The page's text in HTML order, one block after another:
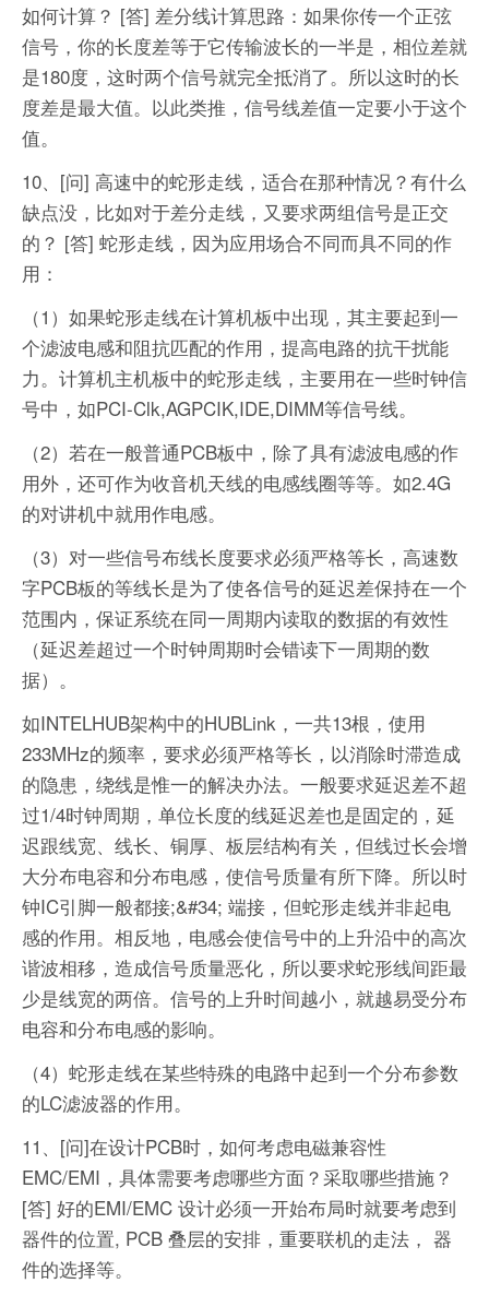
如何计算？ [答] 差分线计算思路：如果你传一个正弦
信号，你的长度差等于它传输波长的一半是，相位差就
是180度，这时两个信号就完全抵消了。所以这时的长
度差是最大值。以此类推，信号线差值一定要小于这个
值。
10、[问] 高速中的蛇形走线，适合在那种情况？有什么
缺点没，比如对于差分走线，又要求两组信号是正交
的？ [答] 蛇形走线，因为应用场合不同而具不同的作
用：
（1）如果蛇形走线在计算机板中出现，其主要起到一
个滤波电感和阻抗匹配的作用，提高电路的抗干扰能
力。计算机主机板中的蛇形走线，主要用在一些时钟信
号中，如PCI-Clk,AGPCIK,IDE,DIMM等信号线。
（2）若在一般普通PCB板中，除了具有滤波电感的作
用外，还可作为收音机天线的电感线圈等等。如2.4G
的对讲机中就用作电感。
（3）对一些信号布线长度要求必须严格等长，高速数
字PCB板的等线长是为了使各信号的延迟差保持在一个
范围内，保证系统在同一周期内读取的数据的有效性
（延迟差超过一个时钟周期时会错读下一周期的数
据）。
如INTELHUB架构中的HUBLink，一共13根，使用
233MHz的频率，要求必须严格等长，以消除时滞造成
的隐患，绕线是惟一的解决办法。一般要求延迟差不超
过1/4时钟周期，单位长度的线延迟差也是固定的，延
迟跟线宽、线长、铜厚、板层结构有关，但线过长会增
大分布电容和分布电感，使信号质量有所下降。所以时
钟IC引脚一般都接;&#34; 端接，但蛇形走线并非起电
感的作用。相反地，电感会使信号中的上升沿中的高次
谐波相移，造成信号质量恶化，所以要求蛇形线间距最
少是线宽的两倍。信号的上升时间越小，就越易受分布
电容和分布电感的影响。
（4）蛇形走线在某些特殊的电路中起到一个分布参数
的LC滤波器的作用。
11、[问]在设计PCB时，如何考虑电磁兼容性
EMC/EMI，具体需要考虑哪些方面？采取哪些措施？
[答] 好的EMI/EMC 设计必须一开始布局时就要考虑到
器件的位置, PCB 叠层的安排，重要联机的走法， 器
件的选择等。